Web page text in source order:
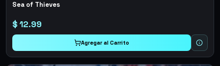
Sea of Thieves
$ 12.99
Agregar al Carrito